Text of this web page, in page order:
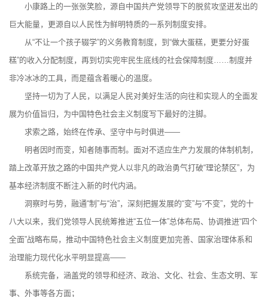
小康路上的一张张笑脸，源自中国共产党领导下的脱贫攻坚迸发出的
巨大能量，更源自以人民性为鲜明特质的一系列制度安排。
从“不让一个孩子辍学”的义务教育制度，到“做大蛋糕，更要分好蛋
糕”的收入分配制度，再到切实兜牢民生底线的社会保障制度……制度并
非冷冰冰的工具，而是蕴含着暖心的温度。
坚持一切为了人民，以满足人民对美好生活的向往和实现人的全面发
展为价值旨归，为中国特色社会主义制度写下最好的注脚。
求索之路，始终在传承、坚守中与时俱进——
明者因时而变，知者随事而制。面对不适应生产力发展的体制机制，
踏上改革开放之路的中国共产党人以非凡的政治勇气打破“理论禁区”，为
基本经济制度不断注入新的时代内涵。
洞察时与势，融通“制”与“治”，深刻把握发展的“变”与“不变”，党的十
八大以来，我们党领导人民统筹推进“五位一体”总体布局、协调推进“四个
全面”战略布局，推动中国特色社会主义制度更加完善、国家治理体系和
治理能力现代化水平明显提高——
系统完备，涵盖党的领导和经济、政治、文化、社会、生态文明、军
事、外事等各方面；